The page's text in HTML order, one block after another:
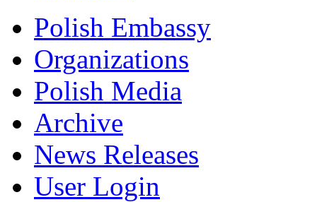
Polish Embassy
Organizations
Polish Media
Archive
News Releases
User Login